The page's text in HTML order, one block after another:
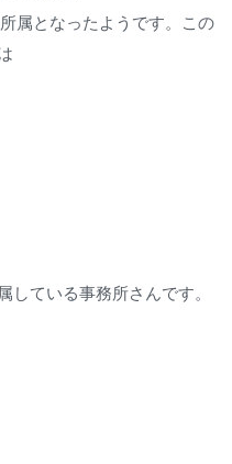
属となったようです。この
している事務所さんです。